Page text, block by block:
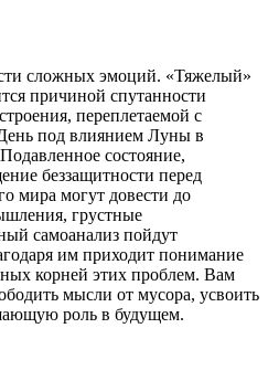
сложных эмоций. «Тяжелый»
причиной спутанности
переплетаемой с
под влиянием Луны в
состояние,
беззащитности перед
мира могут довести до
грустные
самоанализ пойдут
им приходит понимание
корней этих проблем. Вам
мысли от мусора, усвоить
роль в будущем.